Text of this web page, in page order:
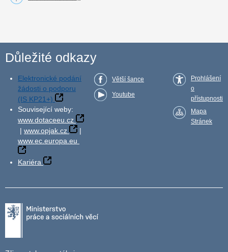
Důležité odkazy
Elektronické podání
žádosti o podporu
(IS KP21+)
Související weby:
www.dotaceeu.cz
| www.opjak.cz
|
www.ec.europa.eu
Kariéra
Větší šance
Youtube
Prohlášení
o
přístupnosti
Mapa
Stránek